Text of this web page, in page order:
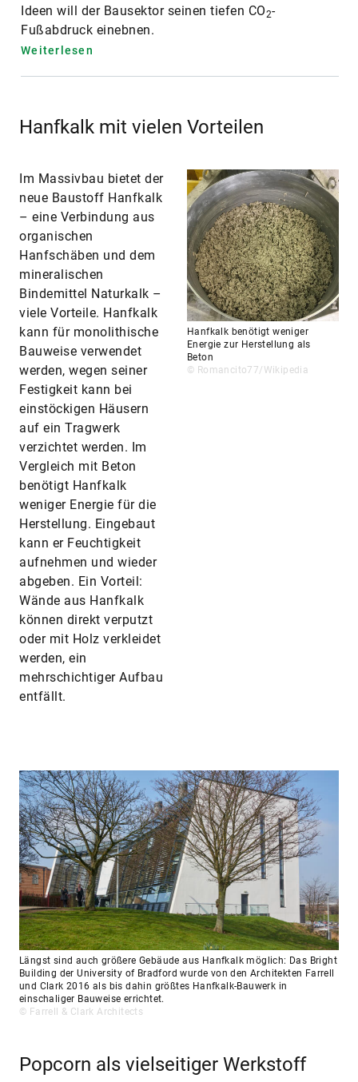
Ideen will der Bausektor seinen tiefen CO2-
Fußabdruck einebnen.
Weiterlesen
Hanfkalk mit vielen Vorteilen
Im Massivbau bietet der
neue Baustoff Hanfkalk
– eine Verbindung aus
organischen
Hanfschäben und dem
mineralischen
Bindemittel Naturkalk –
viele Vorteile. Hanfkalk
kann für monolithische
Bauweise verwendet
werden, wegen seiner
Festigkeit kann bei
einstöckigen Häusern
auf ein Tragwerk
verzichtet werden. Im
Vergleich mit Beton
benötigt Hanfkalk
weniger Energie für die
Herstellung. Eingebaut
kann er Feuchtigkeit
aufnehmen und wieder
abgeben. Ein Vorteil:
Wände aus Hanfkalk
können direkt verputzt
oder mit Holz verkleidet
werden, ein
mehrschichtiger Aufbau
entfällt.
Hanfkalk benötigt weniger
Energie zur Herstellung als
Beton
© Romancito77/Wikipedia
Längst sind auch größere Gebäude aus Hanfkalk möglich: Das Bright
Building der University of Bradford wurde von den Architekten Farrell
und Clark 2016 als bis dahin größtes Hanfkalk-Bauwerk in
einschaliger Bauweise errichtet.
© Farrell & Clark Architects
Popcorn als vielseitiger Werkstoff